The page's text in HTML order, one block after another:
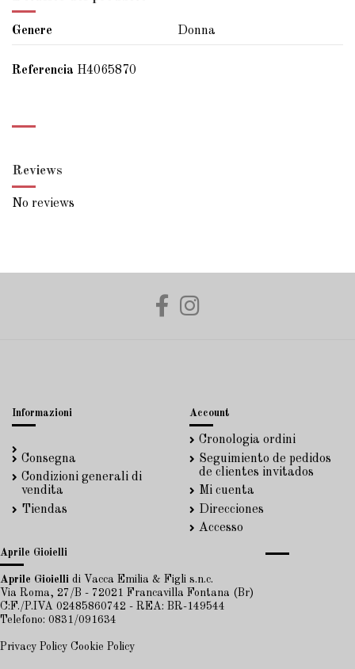
Genere Donna
Referencia H4065870
Reviews
No reviews
Informazioni
Consegna
Condizioni generali di
vendita
Tiendas
Account
Cronologia ordini
Seguimiento de pedidos
de clientes invitados
Mi cuenta
Direcciones
Accesso
Aprile Gioielli
Aprile Gioielli di Vacca Emilia & Figli s.n.c.
Via Roma, 27/B - 72021 Francavilla Fontana (Br)
C:F./P.IVA 02485860742 - REA: BR-149544
Telefono: 0831/091634
Privacy Policy Cookie Policy